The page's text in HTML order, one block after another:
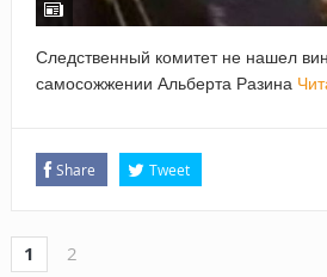
Следственный комитет не нашел
самосожжении Альберта Разина
Share Tweet
1 2